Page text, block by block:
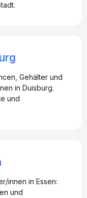
Gehälter und
in Duisburg.
und
innen in Essen:
und